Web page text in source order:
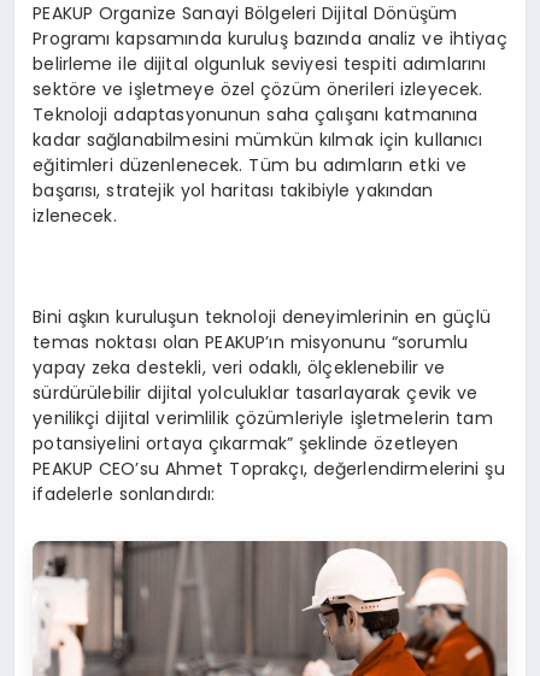
PEAKUP Organize Sanayi Bölgeleri Dijital Dönüşüm
Programı kapsamında kuruluş bazında analiz ve ihtiyaç
belirleme ile dijital olgunluk seviyesi tespiti adımlarını
sektöre ve işletmeye özel çözüm önerileri izleyecek.
Teknoloji adaptasyonunun saha çalışanı katmanına
kadar sağlanabilmesini mümkün kılmak için kullanıcı
eğitimleri düzenlenecek. Tüm bu adımların etki ve
başarısı, stratejik yol haritası takibiyle yakından
izlenecek.
Bini aşkın kuruluşun teknoloji deneyimlerinin en güçlü
temas noktası olan PEAKUP’ın misyonunu “sorumlu
yapay zeka destekli, veri odaklı, ölçeklenebilir ve
sürdürülebilir dijital yolculuklar tasarlayarak çevik ve
yenilikçi dijital verimlilik çözümleriyle işletmelerin tam
potansiyelini ortaya çıkarmak” şeklinde özetleyen
PEAKUP CEO’su Ahmet Toprakçı, değerlendirmelerini şu
ifadelerle sonlandırdı: